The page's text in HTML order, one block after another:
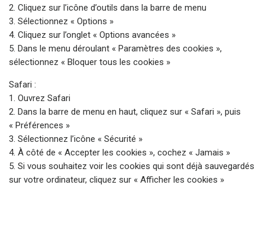
2. Cliquez sur l’icône d’outils dans la barre de menu
3. Sélectionnez « Options »
4. Cliquez sur l’onglet « Options avancées »
5. Dans le menu déroulant « Paramètres des cookies »,
sélectionnez « Bloquer tous les cookies »
Safari :
1. Ouvrez Safari
2. Dans la barre de menu en haut, cliquez sur « Safari », puis
« Préférences »
3. Sélectionnez l’icône « Sécurité »
4. À côté de « Accepter les cookies », cochez « Jamais »
5. Si vous souhaitez voir les cookies qui sont déjà sauvegardés
sur votre ordinateur, cliquez sur « Afficher les cookies »